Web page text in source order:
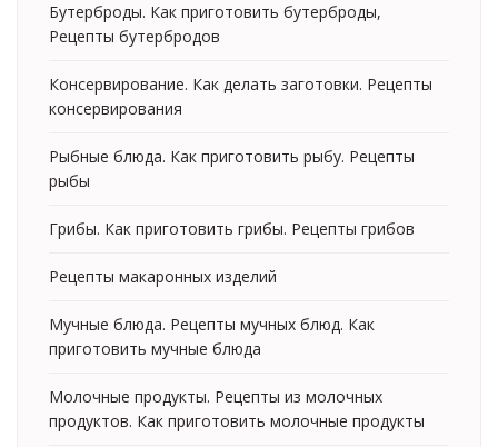
Бутерброды. Как приготовить бутерброды,
Рецепты бутербродов
Консервирование. Как делать заготовки. Рецепты
консервирования
Рыбные блюда. Как приготовить рыбу. Рецепты
рыбы
Грибы. Как приготовить грибы. Рецепты грибов
Рецепты макаронных изделий
Мучные блюда. Рецепты мучных блюд. Как
приготовить мучные блюда
Молочные продукты. Рецепты из молочных
продуктов. Как приготовить молочные продукты